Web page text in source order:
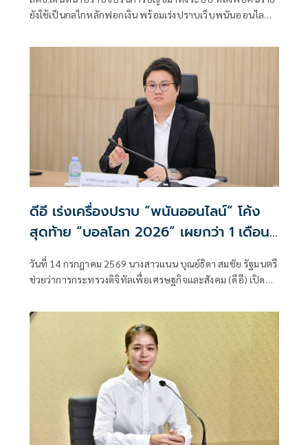
ยังใช้เป็นกลไกหลักฟอกเงิน พร้อมเร่งปราบเว็บพนันออนไลน์
หมุนเวียนกว่า 2 หมื่นล้าน
ดีอี เร่งเครื่องปราบ “พนันออนไลน์” โค้ง
สุดท้าย “บอลโลก 2026” เผยกว่า 1 เดือน
ปิดกั้นแล้ว 55,000 URLs
วันที่ 14 กรกฎาคม 2569 นางสาวแนน บุณย์ธิดา สมชัย รัฐมนตรี
ช่วยว่าการกระทรวงดิจิทัลเพื่อเศรษฐกิจและสังคม (ดีอี) เปิด
ดิจิทัลเพื่อเศรษฐกิจและสังคม (ดีอี)